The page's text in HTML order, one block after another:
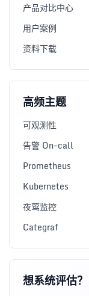
产品对比中心
用户案例
资料下载
高频主题
可观测性
告警 On-call
Prometheus
Kubernetes
夜莺监控
Categraf
想系统评估？